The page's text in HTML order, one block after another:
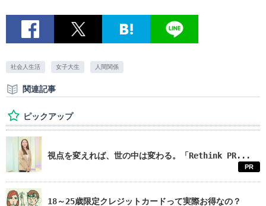
社会人生活 女子大生 人間関係
関連記事
ピックアップ
視点を変えれば、世の中は変わる。「Rethink PR...
PR
18～25歳限定クレジットカードって実際お得なの？